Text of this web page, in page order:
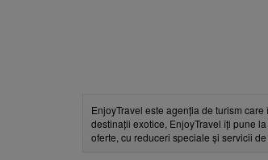
EnjoyTravel este agenția de turism
destinații exotice, EnjoyTravel îți pune
oferte, cu reduceri speciale și servicii